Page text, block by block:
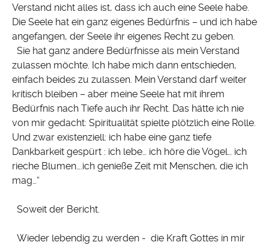
Verstand nicht alles ist, dass ich auch eine Seele habe.
Die Seele hat ein ganz eigenes Bedürfnis – und ich habe
angefangen, der Seele ihr eigenes Recht zu geben.
Sie hat ganz andere Bedürfnisse als mein Verstand
zulassen möchte. Ich habe mich dann entschieden,
einfach beides zu zulassen. Mein Verstand darf weiter
kritisch bleiben – aber meine Seele hat mit ihrem
Bedürfnis nach Tiefe auch ihr Recht. Das hätte ich nie
von mir gedacht: Spiritualität spielte plötzlich eine Rolle.
Und zwar existenziell: ich habe eine ganz tiefe
Dankbarkeit gespürt : ich lebe… ich höre die Vögel… ich
rieche Blumen….ich genieße Zeit mit Menschen, die ich
mag…“
Soweit der Bericht.
Wieder lebendig zu werden - die Kraft Gottes in mir